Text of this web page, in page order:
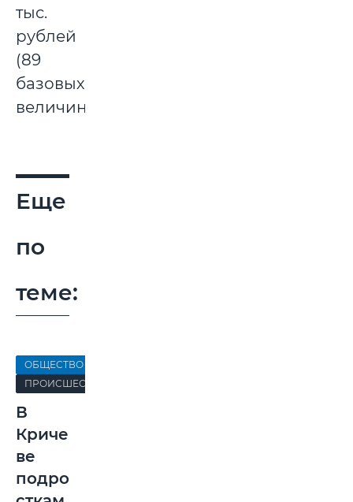
тыс.
рублей
(89
базовых
величин).
Еще
по
теме:
ОБЩЕСТВО
ПРОИСШЕСТВИЯ
В
Криче
ве
подро